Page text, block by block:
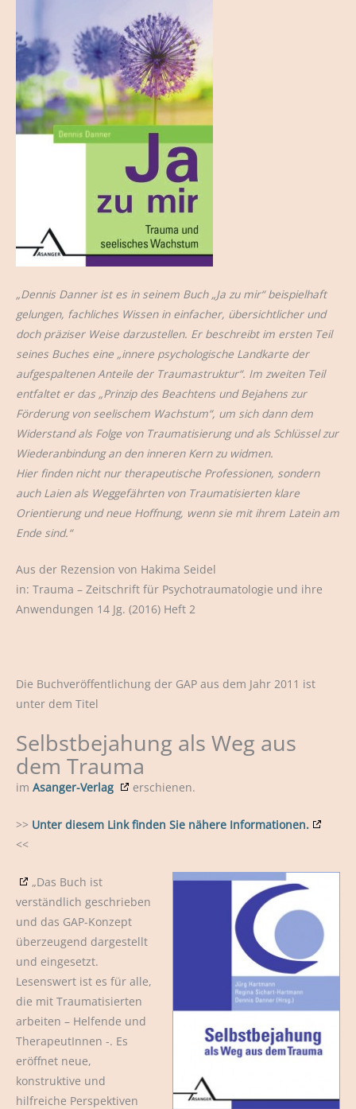
„Dennis Danner ist es in seinem Buch „Ja zu mir“ beispielhaft
gelungen, fachliches Wissen in einfacher, übersichtlicher und
doch präziser Weise darzustellen. Er beschreibt im ersten Teil
seines Buches eine „innere psychologische Landkarte der
aufgespaltenen Anteile der Traumastruktur“. Im zweiten Teil
entfaltet er das „Prinzip des Beachtens und Bejahens zur
Förderung von seelischem Wachstum“, um sich dann dem
Widerstand als Folge von Traumatisierung und als Schlüssel zur
Wiederanbindung an den inneren Kern zu widmen.
Hier finden nicht nur therapeutische Professionen, sondern
auch Laien als Weggefährten von Traumatisierten klare
Orientierung und neue Hoffnung, wenn sie mit ihrem Latein am
Ende sind.“
Aus der Rezension von Hakima Seidel
in: Trauma – Zeitschrift für Psychotraumatologie und ihre
Anwendungen 14 Jg. (2016) Heft 2
Die Buchveröffentlichung der GAP aus dem Jahr 2011 ist
unter dem Titel
Selbstbejahung als Weg aus
dem Trauma
im Asanger-Verlag erschienen.
>> Unter diesem Link finden Sie nähere Informationen.
<<
„Das Buch ist
verständlich geschrieben
und das GAP-Konzept
überzeugend dargestellt
und eingesetzt.
Lesenswert ist es für alle,
die mit Traumatisierten
arbeiten – Helfende und
TherapeutInnen -. Es
eröffnet neue,
konstruktive und
hilfreiche Perspektiven